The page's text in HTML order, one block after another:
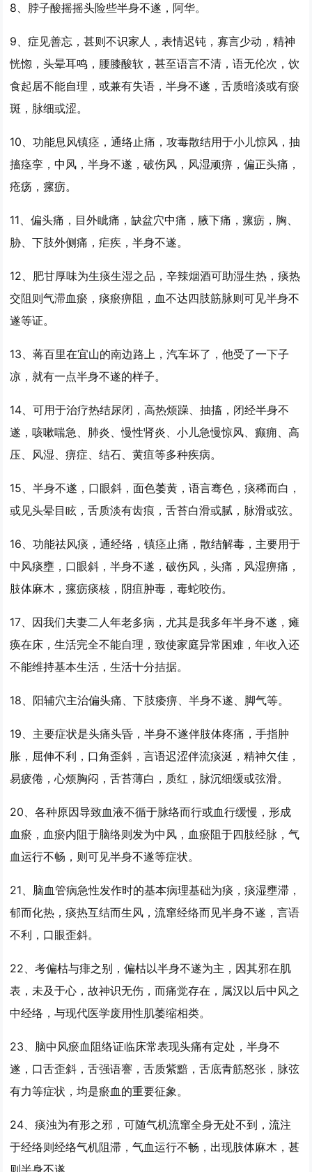
8、脖子酸摇摇头险些半身不遂 ，阿华。
9、症见善忘，甚则不识家人，表情迟钝，寡言少动，精神
恍惚，头晕耳鸣，腰膝酸软，甚至语言不清，语无伦次，饮
食起居不能自理，或兼有失语，半身不遂 ，舌质暗淡或有瘀
斑，脉细或涩。
10、功能息风镇痉，通络止痛，攻毒散结用于小儿惊风，抽
搐痉挛，中风，半身不遂 ，破伤风，风湿顽痹，偏正头痛，
疮疡，瘰疬。
11、偏头痛，目外眦痛，缺盆穴中痛，腋下痛，瘰疬，胸、
胁、下肢外侧痛，疟疾，半身不遂。
12、肥甘厚味为生痰生湿之品，辛辣烟酒可助湿生热，痰热
交阻则气滞血瘀，痰瘀痹阻，血不达四肢筋脉则可见半身不
遂等证。
13、蒋百里在宜山的南边路上，汽车坏了，他受了一下子
凉，就有一点半身不遂的样子。
14、可用于治疗热结尿闭，高热烦躁、抽搐，闭经半身不
遂 ，咳嗽喘急、肺炎、慢性肾炎、小儿急慢惊风、癫痈、高
压、风湿、痹症、结石、黄疽等多种疾病。
15、半身不遂 ，口眼斜，面色萎黄，语言骞色，痰稀而白，
或见头晕目眩，舌质淡有齿痕，舌苔白滑或腻，脉滑或弦。
16、功能祛风痰，通经络，镇痉止痛，散结解毒，主要用于
中风痰壅，口眼斜，半身不遂 ，破伤风，头痛，风湿痹痛，
肢体麻木，瘰疬痰核，阴疽肿毒，毒蛇咬伤。
17、因我们夫妻二人年老多病，尤其是我多年半身不遂 ，瘫
痪在床，生活完全不能自理，致使家庭异常困难，年收入还
不能维持基本生活，生活十分拮据。
18、阳辅穴主治偏头痛、下肢痿痹、半身不遂、脚气等。
19、主要症状是头痛头昏，半身不遂伴肢体疼痛，手指肿
胀，屈伸不利，口角歪斜，言语迟涩伴流痰涎，精神欠佳，
易疲倦，心烦胸闷，舌苔薄白，质红，脉沉细缓或弦滑。
20、各种原因导致血液不循于脉络而行或血行缓慢，形成
血瘀，血瘀内阻于脑络则发为中风，血瘀阻于四肢经脉，气
血运行不畅，则可见半身不遂等症状。
21、脑血管病急性发作时的基本病理基础为痰，痰湿壅滞，
郁而化热，痰热互结而生风，流窜经络而见半身不遂 ，言语
不利，口眼歪斜。
22、考偏枯与痱之别，偏枯以半身不遂为主，因其邪在肌
表，未及于心，故神识无伤，而痛觉存在，属汉以后中风之
中经络，与现代医学废用性肌萎缩相类。
23、脑中风瘀血阻络证临床常表现头痛有定处，半身不
遂 ，口舌歪斜，舌强语謇，舌质紫黯，舌底青筋怒张，脉弦
有力等症状，均是瘀血的重要征象。
24、痰浊为有形之邪，可随气机流窜全身无处不到，流注
于经络则经络气机阻滞，气血运行不畅，出现肢体麻木，甚
则半身不遂